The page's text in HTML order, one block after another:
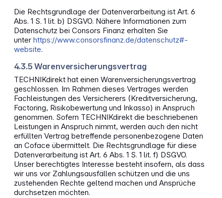
Die Rechtsgrundlage der Datenverarbeitung ist Art. 6
Abs. 1 S. 1 lit. b) DSGVO. Nähere Informationen zum
Datenschutz bei Consors Finanz erhalten Sie
unterhttps://www.consorsfinanz.de/datenschutz#-
website.
4.3.5 Warenversicherungsvertrag
TECHNIKdirekt hat einen Warenversicherungsvertrag
geschlossen. Im Rahmen dieses Vertrages werden
Fachleistungen des Versicherers (Kreditversicherung,
Factoring, Risikobewertung und Inkasso) in Anspruch
genommen. Sofern TECHNIKdirekt die beschriebenen
Leistungen in Anspruch nimmt, werden auch den nicht
erfüllten Vertrag betreffende personenbezogene Daten
an Coface übermittelt. Die Rechtsgrundlage für diese
Datenverarbeitung ist Art. 6 Abs. 1 S. 1 lit. f) DSGVO.
Unser berechtigtes Interesse besteht insofern, als dass
wir uns vor Zahlungsausfällen schützen und die uns
zustehenden Rechte geltend machen und Ansprüche
durchsetzen möchten.